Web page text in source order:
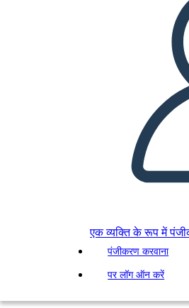
एक व्यक्ति के रूप में
पंजीकरण करवाना
पर लॉग ऑन करें